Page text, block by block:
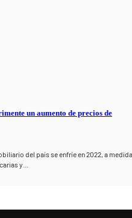
un aumento de precios de
del país se enfríe en 2022, a
y…